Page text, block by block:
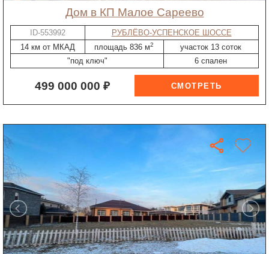
дом в КП Малое Сареево
ID-553992
РУБЛЁВО-УСПЕНСКОЕ ШОССЕ
14 км от МКАД
площадь 836 м2
участок 13 соток
"под ключ"
6 спален
499 000 000 ₽